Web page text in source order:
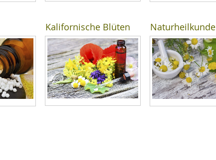
Kalifornische Blüten Naturheilkunde